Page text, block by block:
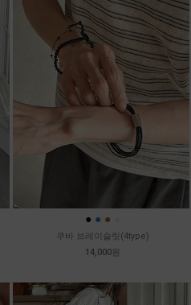
● ● ●
쿠바 브레이슬릿(4type)
14,000원